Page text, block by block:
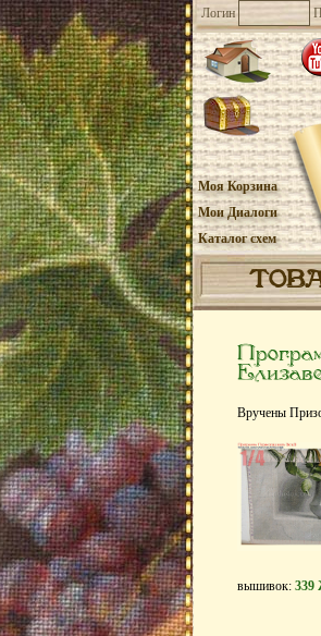
Логин
Моя Корзина
Мои Диалоги
Каталог схем
Вручены
вышивок: 339